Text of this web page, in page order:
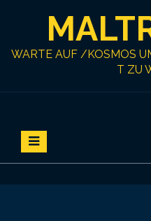
WARTE AUF /KOSMOS
T ZU